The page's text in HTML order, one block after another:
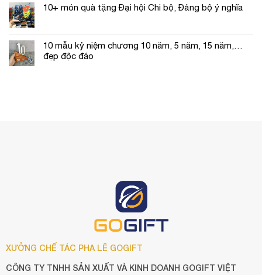
10+ món quà tặng Đại hội Chi bộ, Đảng bộ ý nghĩa
10 mẫu kỷ niệm chương 10 năm, 5 năm, 15 năm,…
đẹp độc đáo
XƯỞNG CHẾ TÁC PHA LÊ GOGIFT
CÔNG TY TNHH SẢN XUẤT VÀ KINH DOANH GOGIFT VIỆT